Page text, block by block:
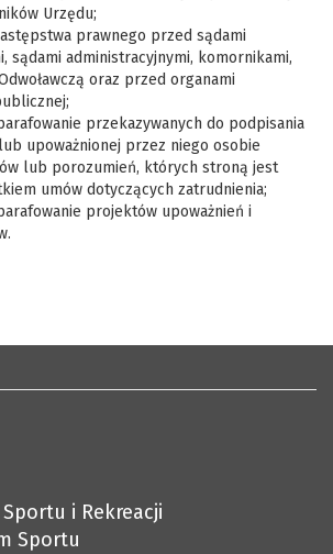
Urzędu;
prawnego przed sądami
sądami administracyjnymi, komornikami,
oraz przed organami
przekazywanych do podpisania
upoważnionej przez niego osobie
lub porozumień, których stroną jest
umów dotyczących zatrudnienia;
projektów upoważnień i
i Rekreacji
Sportu